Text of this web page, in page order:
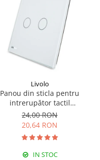
Livolo
Panou din sticla pentru
intrerupător tactil
dublu,Livolo
24,00 RON
20,64 RON
IN STOC